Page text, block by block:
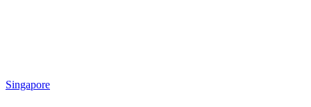
Singapore